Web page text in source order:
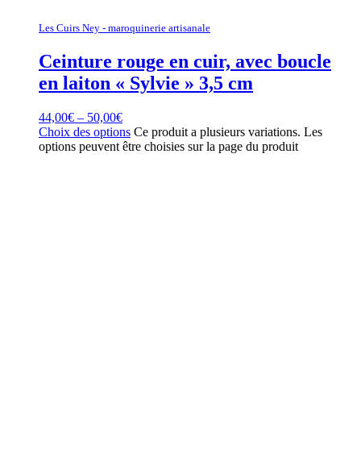
Les Cuirs Ney - maroquinerie artisanale
Ceinture rouge en cuir, avec boucle
en laiton « Sylvie » 3,5 cm
44,00€ – 50,00€
Choix des options Ce produit a plusieurs variations. Les
options peuvent être choisies sur la page du produit